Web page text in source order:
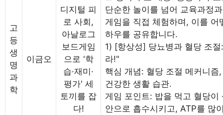
고
등
생
명
과
학
이금오
디지털 피
로 사회,
아날로그
보드게임
으로 '학
습·재미·
평가' 세
토끼를 잡
다!
단순한 놀이를 넘어 교육과정
게임을 직접 체험하며, 이를
하우를 공유합니다.
1) [항상성] 당뇨병과 혈당 조
라!"
핵심 개념: 혈당 조절 메커니즘
건강한 생활 습관.
게임 포인트: 밥을 먹고 혈당
안으로 흡수시키고, ATP를 많